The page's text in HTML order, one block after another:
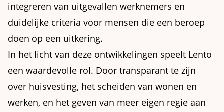
integreren van uitgevallen werknemers en
duidelijke criteria voor mensen die een beroep
doen op een uitkering.
In het licht van deze ontwikkelingen speelt Lento
een waardevolle rol. Door transparant te zijn
over huisvesting, het scheiden van wonen en
werken, en het geven van meer eigen regie aan